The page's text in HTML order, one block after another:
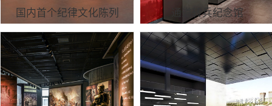
国内首个纪律文化陈列 通道转兵纪念馆